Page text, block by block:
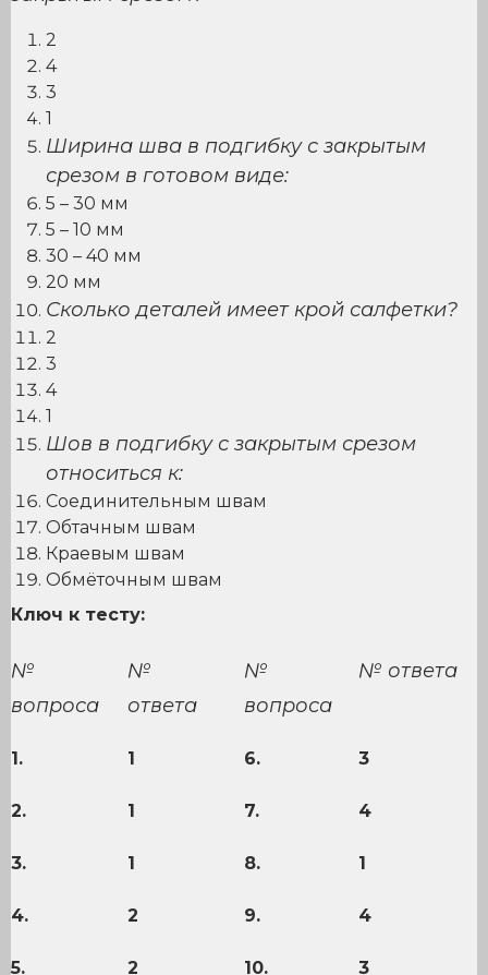
2
4
3
1
Ширина шва в подгибку с закрытым
срезом в готовом виде:
5 – 30 мм
5 – 10 мм
30 – 40 мм
20 мм
Сколько деталей имеет крой салфетки?
2
3
4
1
Шов в подгибку с закрытым срезом
относиться к:
Соединительным швам
Обтачным швам
Краевым швам
Обмёточным швам
Ключ к тесту:
№
вопроса
№
ответа
№
вопроса
№ ответа
1. 1 6. 3
2. 1 7. 4
3. 1 8. 1
4. 2 9. 4
5. 2 10. 3